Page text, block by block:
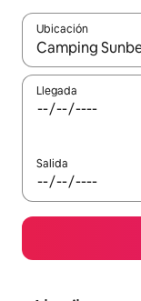
Ubicación
Cuando los
Llegada
Salida